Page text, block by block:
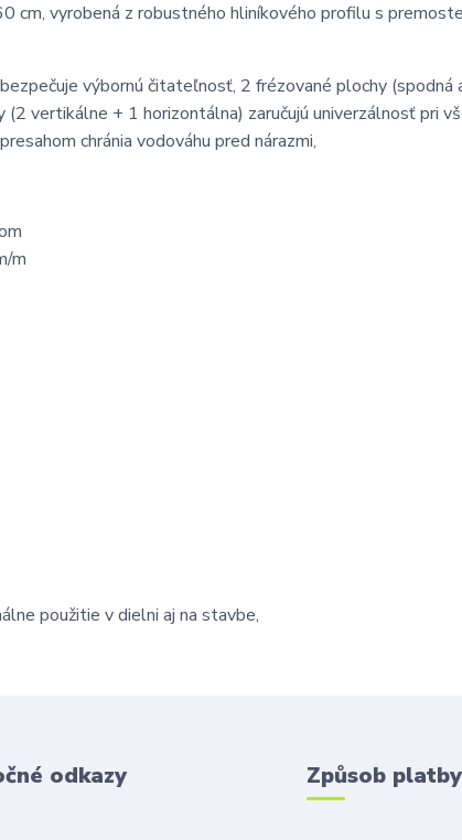
cm, vyrobená z robustného hliníkového profilu s
výbornú čitateľnosť, 2 frézované plochy (spodná
vertikálne + 1 horizontálna) zaručujú univerzálnosť pri
chránia vodováhu pred nárazmi,
m
použitie v dielni aj na stavbe,
odkazy Způsob platby